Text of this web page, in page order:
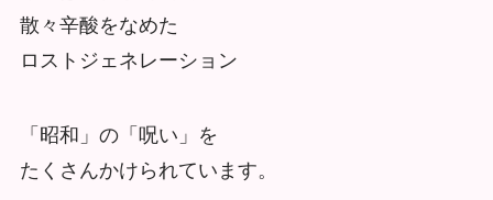
散々辛酸をなめた
ロストジェネレーション
「昭和」の「呪い」を
たくさんかけられています。